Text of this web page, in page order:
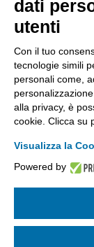
CONFINDUSTRIA
ASSISTENZA &
La riproduzione,
dati
utenti
Con il tuo
tecnologie simili
personali come,
alla privacy, è
cookie. Clicca su
Visualizza la
Powered by